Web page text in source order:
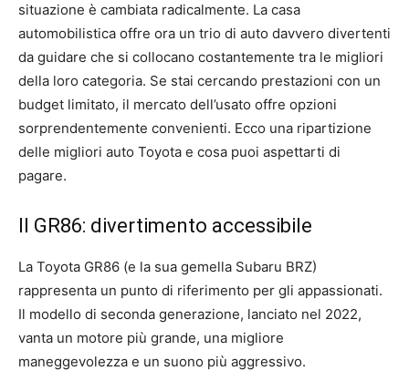
situazione è cambiata radicalmente. La casa
automobilistica offre ora un trio di auto davvero divertenti
da guidare che si collocano costantemente tra le migliori
della loro categoria. Se stai cercando prestazioni con un
budget limitato, il mercato dell’usato offre opzioni
sorprendentemente convenienti. Ecco una ripartizione
delle migliori auto Toyota e cosa puoi aspettarti di
pagare.
Il GR86: divertimento accessibile
La Toyota GR86 (e la sua gemella Subaru BRZ)
rappresenta un punto di riferimento per gli appassionati.
Il modello di seconda generazione, lanciato nel 2022,
vanta un motore più grande, una migliore
maneggevolezza e un suono più aggressivo.